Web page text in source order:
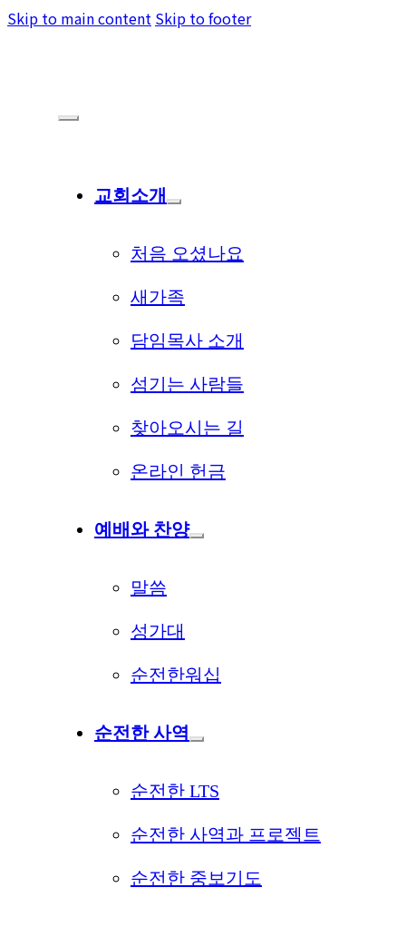
Skip to main content Skip to footer
교회소개
처음 오셨나요
새가족
담임목사 소개
섬기는 사람들
찾아오시는 길
온라인 헌금
예배와 찬양
말씀
성가대
순전한워십
순전한 사역
순전한 LTS
순전한 사역과 프로젝트
순전한 중보기도